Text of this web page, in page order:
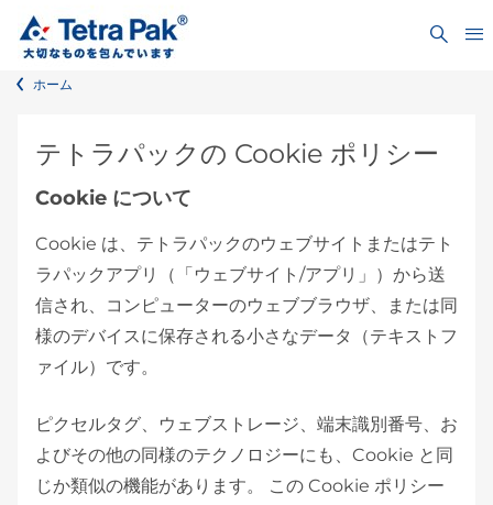
ホーム
テトラパックの Cookie ポリシー
Cookie について
Cookie は、テトラパックのウェブサイトまたはテト
ラパックアプリ（「ウェブサイト/アプリ」）から送
信され、コンピューターのウェブブラウザ、または同
様のデバイスに保存される小さなデータ（テキストフ
ァイル）です。
ピクセルタグ、ウェブストレージ、端末識別番号、お
よびその他の同様のテクノロジーにも、Cookie と同
じか類似の機能があります。 この Cookie ポリシー